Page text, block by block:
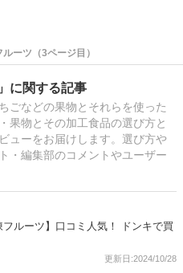
ーツ（3ページ目）
に関する記事
ごなどの果物とそれらを使った
果物とその加工食品の選び方と
ューをお届けします。選び方や
・編集部のコメントやユーザー
フルーツ】口コミ人気！ ドンキで買
更新日:2024/10/28